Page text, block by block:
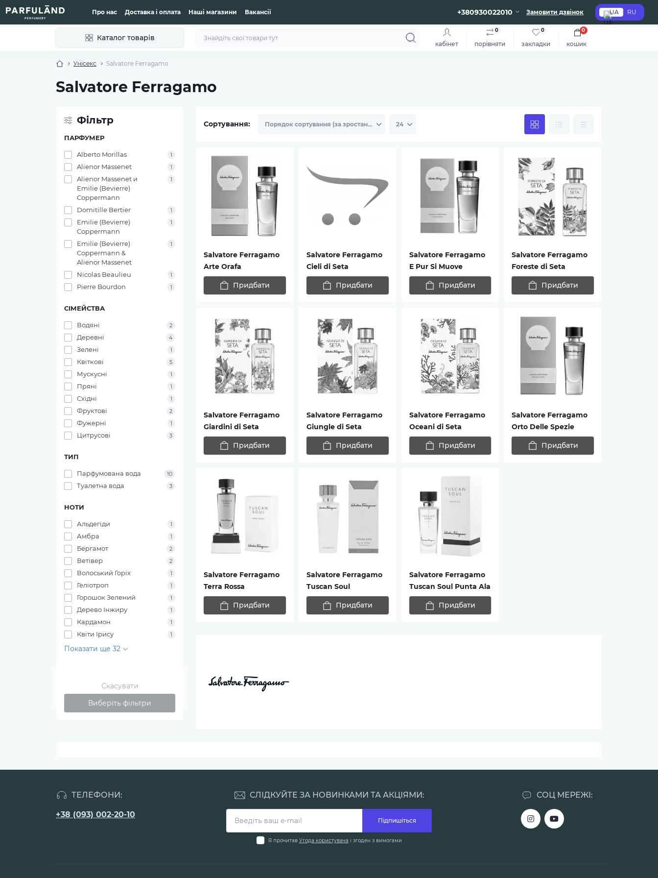
Про нас Доставка і оплата Наші магазини Вакансії +380930022010 Замовити дзвінок UA RU
Каталог товарів
кабінет порівняти
0
закладки
0
кошик
0
Унісекс Salvatore Ferragamo
Salvatore Ferragamo
Фільтр
ПАРФУМЕР
Alberto Morillas 1
Alienor Massenet 1
Alienor Massenet и
Emilie (Bevierre)
Coppermann
1
Domitille Bertier 1
Emilie (Bevierre)
Coppermann
1
Emilie (Bevierre)
Coppermann &
Alienor Massenet
1
Nicolas Beaulieu 1
Pierre Bourdon 1
СІМЕЙСТВА
Водяні 2
Деревні 4
Зелені 1
Квіткові 5
Мускусні 1
Пряні 1
Східні 1
Фруктові 2
Фужерні 1
Цитрусові 3
ТИП
Парфумована вода 10
Туалетна вода 3
НОТИ
Альдегіди 1
Амбра 1
Бергамот 2
Ветівер 2
Волоський Горіх 1
Геліотроп 1
Горошок Зелений 1
Дерево Інжиру 1
Кардамон 1
Квіти Ірису 1
Показати ще 32
Скасувати
Виберіть фільтри
Сортування:
Salvatore Ferragamo
Arte Orafa
Придбати
Salvatore Ferragamo
Cieli di Seta
Придбати
Salvatore Ferragamo
E Pur Si Muove
Придбати
Salvatore Ferragamo
Foreste di Seta
Придбати
Salvatore Ferragamo
Giardini di Seta
Придбати
Salvatore Ferragamo
Giungle di Seta
Придбати
Salvatore Ferragamo
Oceani di Seta
Придбати
Salvatore Ferragamo
Orto Delle Spezie
Придбати
Salvatore Ferragamo
Terra Rossa
Придбати
Salvatore Ferragamo
Tuscan Soul
Придбати
Salvatore Ferragamo
Tuscan Soul Punta Ala
Придбати
ТЕЛЕФОНИ:
+38 (093) 002-20-10
СОЦ МЕРЕЖІ:
СЛІДКУЙТЕ ЗА НОВИНКАМИ ТА АКЦІЯМИ:
Підпишіться
Я прочитав Угода користувача і згоден з вимогами